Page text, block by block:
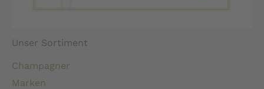
Unser Sortiment
Champagner
Marken